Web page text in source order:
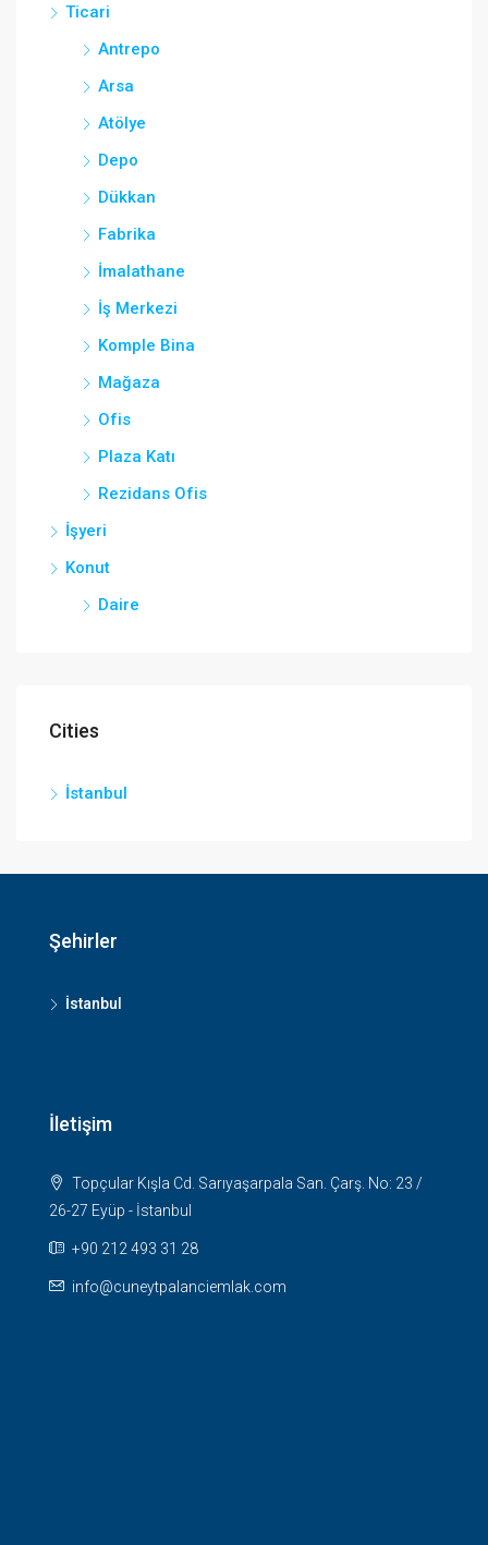
Ticari
Antrepo
Arsa
Atölye
Depo
Dükkan
Fabrika
İmalathane
İş Merkezi
Komple Bina
Mağaza
Ofis
Plaza Katı
Rezidans Ofis
İşyeri
Konut
Daire
Cities
İstanbul
Şehirler
İstanbul
İletişim
Topçular Kışla Cd. Sarıyaşarpala San. Çarş. No: 23 /
26-27 Eyüp - İstanbul
+90 212 493 31 28
info@cuneytpalanciemlak.com